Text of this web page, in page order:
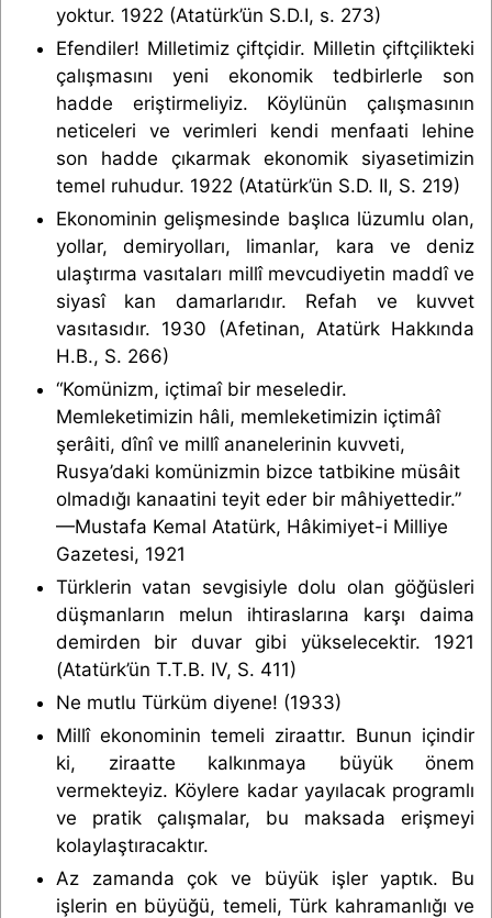
yoktur. 1922 (Atatürk’ün S.D.I, s. 273)
Efendiler! Milletimiz çiftçidir. Milletin çiftçilikteki
çalışmasını yeni ekonomik tedbirlerle son
hadde eriştirmeliyiz. Köylünün çalışmasının
neticeleri ve verimleri kendi menfaati lehine
son hadde çıkarmak ekonomik siyasetimizin
temel ruhudur. 1922 (Atatürk’ün S.D. II, S. 219)
Ekonominin gelişmesinde başlıca lüzumlu olan,
yollar, demiryolları, limanlar, kara ve deniz
ulaştırma vasıtaları millî mevcudiyetin maddî ve
siyasî kan damarlarıdır. Refah ve kuvvet
vasıtasıdır. 1930 (Afetinan, Atatürk Hakkında
H.B., S. 266)
“Komünizm, içtimaî bir meseledir.
Memleketimizin hâli, memleketimizin içtimâî
şerâiti, dînî ve millî ananelerinin kuvveti,
Rusya’daki komünizmin bizce tatbikine müsâit
olmadığı kanaatini teyit eder bir mâhiyettedir.”
—Mustafa Kemal Atatürk, Hâkimiyet-i Milliye
Gazetesi, 1921
Türklerin vatan sevgisiyle dolu olan göğüsleri
düşmanların melun ihtiraslarına karşı daima
demirden bir duvar gibi yükselecektir. 1921
(Atatürk’ün T.T.B. IV, S. 411)
Ne mutlu Türküm diyene! (1933)
Millî ekonominin temeli ziraattır. Bunun içindir
ki, ziraatte kalkınmaya büyük önem
vermekteyiz. Köylere kadar yayılacak programlı
ve pratik çalışmalar, bu maksada erişmeyi
kolaylaştıracaktır.
Az zamanda çok ve büyük işler yaptık. Bu
işlerin en büyüğü, temeli, Türk kahramanlığı ve